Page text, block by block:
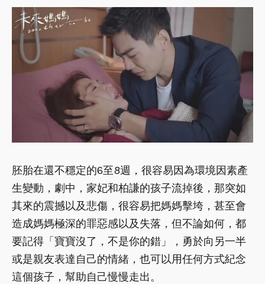
胚胎在還不穩定的6至8週，很容易因為環境因素產
生變動，劇中，家妃和柏謙的孩子流掉後，那突如
其來的震撼以及悲傷，很容易把媽媽擊垮，甚至會
造成媽媽極深的罪惡感以及失落，但不論如何，都
要記得「寶寶沒了，不是你的錯」，勇於向另一半
或是親友表達自己的情緒，也可以用任何方式紀念
這個孩子，幫助自己慢慢走出。